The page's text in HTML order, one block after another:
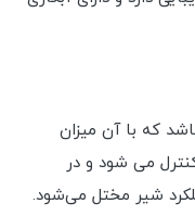
که با آن میزان
می شود و در
شیر مختل می‌شود.